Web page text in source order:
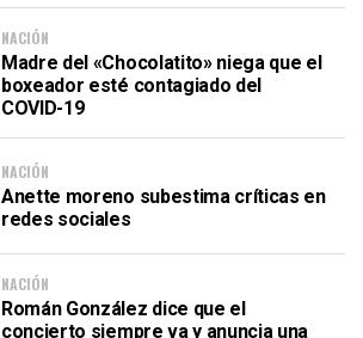
NACIÓN
Madre del «Chocolatito» niega que el
boxeador esté contagiado del
COVID-19
NACIÓN
Anette moreno subestima críticas en
redes sociales
NACIÓN
Román González dice que el
concierto siempre va y anuncia una